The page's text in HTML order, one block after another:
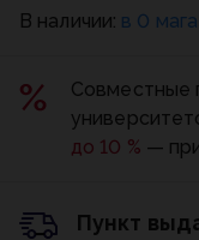
В наличии: в 0
Совместные
до 10 % —
Пункт